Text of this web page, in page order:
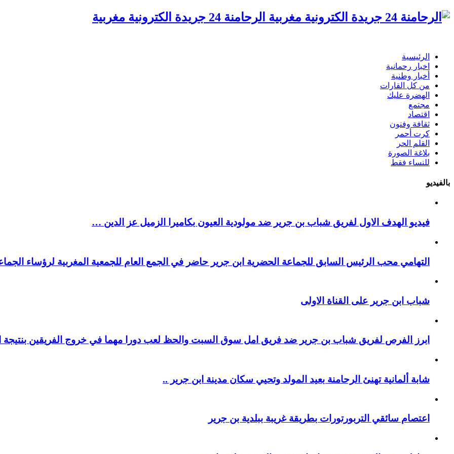
الرحامنة 24 جريدة الكترونية مغربية
الرئيسية
اخبار رحمانية
أخبار وطنية
من كل القارات
الهضرة عليك
مجتمع
اقتصاد
ثقافة وفنون
كرت أحمر
القلم الحر
بلاغة الصورة
للنساء فقط
بالفيديو
فيديو الهدف الاول لفريق شباب بن جرير ضد مولودية العيون بكاميرا الزميل عز الدين …
التهامي محب الرئيس السابق للجماعة الحضرية ابن جرير حاضر في الجمع العام للجمعية المغربية لرؤساء
شباب ابن جرير على القناة الاولى
ابرز الفرص لفريق شباب بن جرير ضد فريق امل سوق السبت والحظ لعب دورا مهما في خروج الفريقين بنتيجة
شابة ألمانية تهنئ الرحامنة بعيد المولد وتحيي سكان مدينة ابن جرير ..
اعتصام سائقي التربورتورات بطريقة غريبة ببلدية بن جرير